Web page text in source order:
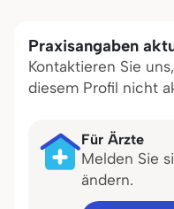
Praxisangaben
Kontaktieren Sie
diesem Profil nicht
Für Ärzte
Melden Sie
ändern.